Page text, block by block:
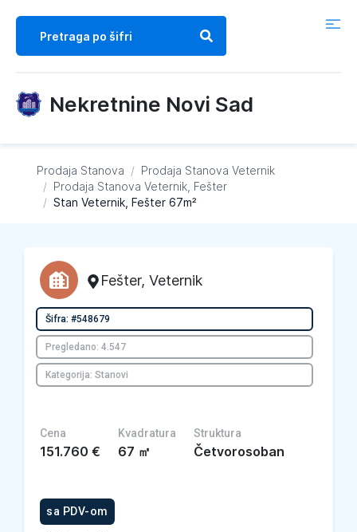
Nekretnine Novi Sad
Prodaja Stanova / Prodaja Stanova Veternik
/ Prodaja Stanova Veternik, Fešter
/ Stan Veternik, Fešter 67m²
Fešter, Veternik
Šifra: #548679
Pregledano: 4.547
Kategorija: Stanovi
Cena
151.760 €
Kvadratura
67 ㎡
Struktura
Četvorosoban
sa PDV-om